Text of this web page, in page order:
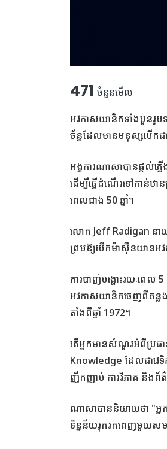
471 ចំនួនមើល
អវកាសយានិកទាំងបួនរូប
ច័ន្ទដែលមានមនុស្សបើកជ
អង្គការណាសាបានផ្តល់
ដើម្បីធ្វើដំណើរទៅកាន់ឋា
ពេលជាង 50 ឆ្នាំ។
លោក Jeff Radigan នា
ព្រមឱ្យបើកម៉ាស៊ីនយានអវ
ការបាញ់បង្ហោះរយៈពេល
អវកាសយានិកចេញពីគន្លង
តាំងពីឆ្នាំ 1972។
តើអ្នកមានសំណួរអំពីប្រធ
Knowledge ដែលជាវ
ញឹកញាប់ ការវិភាគ និងព័
ណាសាបាននិយាយថា "អ្
ទិន្នន័យរុករកពេញមួយសម